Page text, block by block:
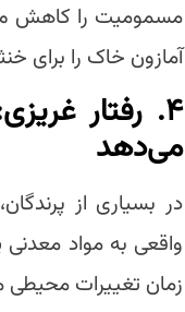
مسمومیت را کاهش
آمازون خاک را برای
۴. رفتار
می‌دهد
در بسیاری از
واقعی به مواد
زمان تغییرات